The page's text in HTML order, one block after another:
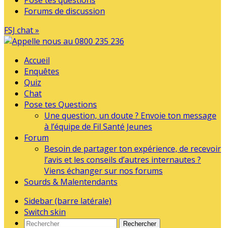
Forums de discussion
FSJ chat »
Accueil
Enquêtes
Quiz
Chat
Pose tes Questions
Une question, un doute ? Envoie ton message
à l’équipe de Fil Santé Jeunes
Forum
Besoin de partager ton expérience, de recevoir
l’avis et les conseils d’autres internautes ?
Viens échanger sur nos forums
Sourds & Malentendants
Sidebar (barre latérale)
Switch skin
Rechercher